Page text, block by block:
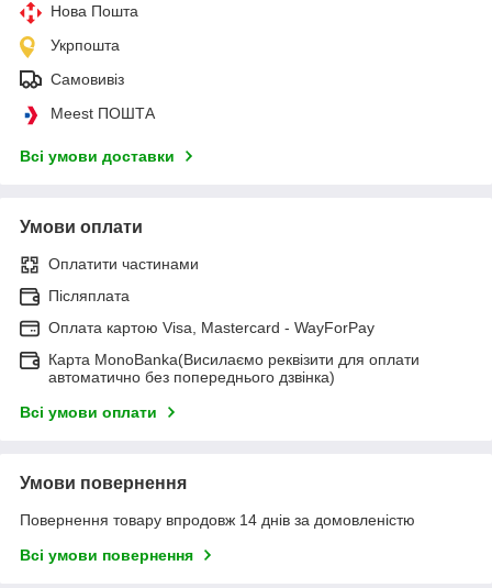
Нова Пошта
Укрпошта
Самовивіз
Meest ПОШТА
Всі умови доставки
Умови оплати
Оплатити частинами
Післяплата
Оплата картою Visa, Mastercard - WayForPay
Карта MonoBanka(Висилаємо реквізити для оплати
автоматично без попереднього дзвінка)
Всі умови оплати
Умови повернення
Повернення товару впродовж 14 днів за домовленістю
Всі умови повернення